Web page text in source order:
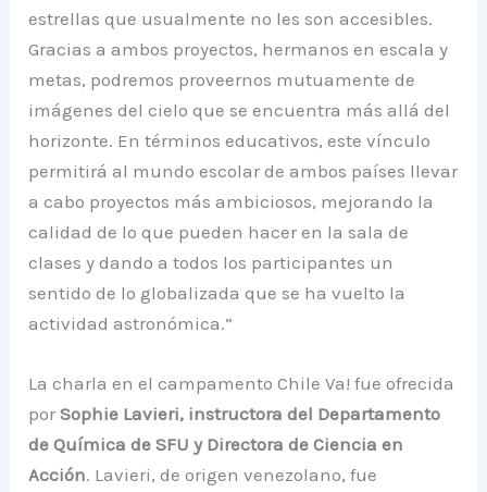
estrellas que usualmente no les son accesibles.
Gracias a ambos proyectos, hermanos en escala y
metas, podremos proveernos mutuamente de
imágenes del cielo que se encuentra más allá del
horizonte. En términos educativos, este vínculo
permitirá al mundo escolar de ambos países llevar
a cabo proyectos más ambiciosos, mejorando la
calidad de lo que pueden hacer en la sala de
clases y dando a todos los participantes un
sentido de lo globalizada que se ha vuelto la
actividad astronómica.”
La charla en el campamento Chile Va! fue ofrecida
porSophie Lavieri, instructora del Departamento
de Química de SFU y Directora de Ciencia en
Acción. Lavieri, de origen venezolano, fue